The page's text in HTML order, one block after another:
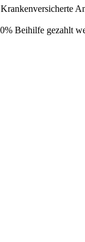
Beihilfe gezahlt